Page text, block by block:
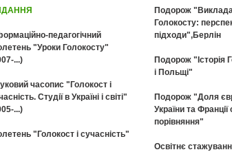
педагогічний
"Уроки Голокосту"
...)
часопис "Голокост і
Cтудії в Україні і світі"
...)
"Голокост і сучасність"
Подорож
Голокосту:
підходи",Берлін
Подорож "Історія
і Польщі"
Подорож "Доля
України та Франції
порівняння"
Освітнє